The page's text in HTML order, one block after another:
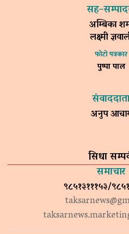
अम्बिका
लक्ष्मी
फोटो पत्रकार
पुष्पा पाल
अनुप
सिधा
समाचार
९८५१३१११५३/